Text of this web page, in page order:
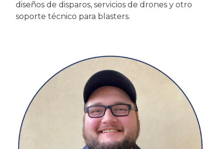
diseños de disparos, servicios de drones y otro
soporte técnico para blasters.